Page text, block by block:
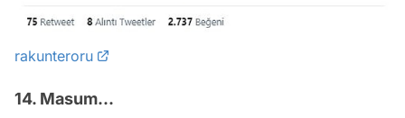
rakunteroru
14. Masum...